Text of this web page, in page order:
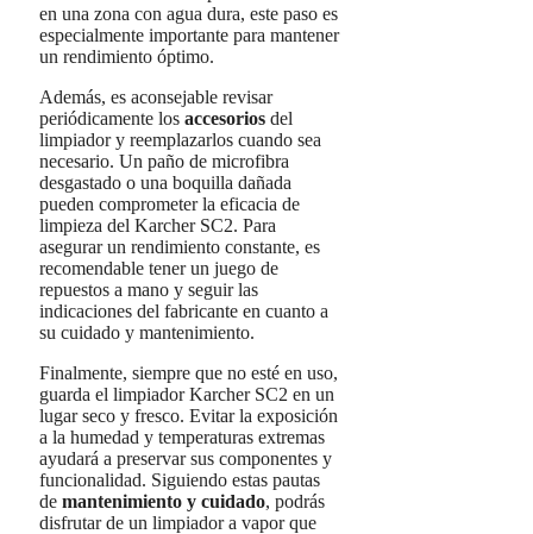
en una zona con agua dura, este paso es
especialmente importante para mantener
un rendimiento óptimo.
Además, es aconsejable revisar
periódicamente los accesorios del
limpiador y reemplazarlos cuando sea
necesario. Un paño de microfibra
desgastado o una boquilla dañada
pueden comprometer la eficacia de
limpieza del Karcher SC2. Para
asegurar un rendimiento constante, es
recomendable tener un juego de
repuestos a mano y seguir las
indicaciones del fabricante en cuanto a
su cuidado y mantenimiento.
Finalmente, siempre que no esté en uso,
guarda el limpiador Karcher SC2 en un
lugar seco y fresco. Evitar la exposición
a la humedad y temperaturas extremas
ayudará a preservar sus componentes y
funcionalidad. Siguiendo estas pautas
de mantenimiento y cuidado, podrás
disfrutar de un limpiador a vapor que